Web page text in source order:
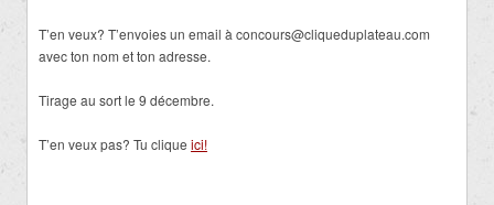
T’en veux? T’envoies un email à concours@cliqueduplateau.com
avec ton nom et ton adresse.
Tirage au sort le 9 décembre.
T’en veux pas? Tu clique ici!